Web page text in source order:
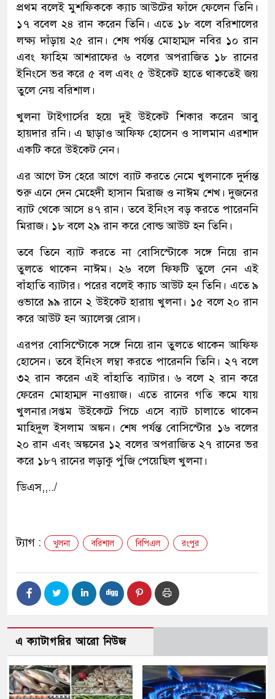
প্রথম বলেই মুশফিককে ক্যাচ আউটের ফাঁদে ফেলেন তিনি।
১৭ ববেল ২৪ রান করেন তিনি। এতে ১৮ বলে বরিশালের
লক্ষ্য দাঁড়ায় ২৫ রান। শেষ পর্যন্ত মোহাম্মদ নবির ১০ রান
এবং ফাহিম আশরাফের ৬ বলের অপরাজিত ১৮ রানের
ইনিংসে ভর করে ৫ বল এবং ৫ উইকেট হাতে থাকতেই জয়
তুলে নেয় বরিশাল।
খুলনা টাইগার্সের হয়ে দুই উইকেট শিকার করেন আবু
হায়দার রনি। এ ছাড়াও আফিফ হোসেন ও সালমান এরশাদ
একটি করে উইকেট নেন।
এর আগে টস হেরে আগে ব্যাট করতে নেমে খুলনাকে দুর্দান্ত
শুরু এনে দেন মেহেদী হাসান মিরাজ ও নাঈম শেখ। দুজনের
ব্যাট থেকে আসে ৪৭ রান। তবে ইনিংস বড় করতে পারেননি
মিরাজ। ১৮ বলে ২৯ রান করে বোল্ড আউট হন তিনি।
তবে তিনে ব্যাট করতে না বোসিস্টোকে সঙ্গে নিয়ে রান
তুলতে থাকেন নাঈম। ২৬ বলে ফিফটি তুলে নেন এই
বাঁহাতি ব্যাটার। পরের বলেই ক্যাচ আউট হন তিনি। এতে ৯
ওভারে ৯৯ রানে ২ উইকেট হারায় খুলনা। ১৫ বলে ২০ রান
করে আউট হন অ্যালেক্স রোস।
এরপর বোসিস্টোকে সঙ্গে নিয়ে রান তুলতে থাকেন আফিফ
হোসেন। তবে ইনিংস লম্বা করতে পারেননি তিনি। ২৭ বলে
৩২ রান করেন এই বাঁহাতি ব্যাটার। ৬ বলে ২ রান করে
ফেরেন মোহাম্মদ নাওয়াজ। এতে রানের গতি কমে যায়
খুলনার।সপ্তম উইকেটে পিচে এসে ব্যাট চালাতে থাকেন
মাহিদুল ইসলাম অঙ্কন। শেষ পর্যন্ত বোসিস্টোর ১৬ বলের
২০ রান এবং অঙ্কনের ১২ বলের অপরাজিত ২৭ রানের ভর
করে ১৮৭ রানের লড়াকু পুঁজি পেয়েছিল খুলনা।
ডিএস,,../
ট্যাগ : খুলনা বরিশাল বিপিএল রংপুর
এ ক্যাটাগরির আরো নিউজ